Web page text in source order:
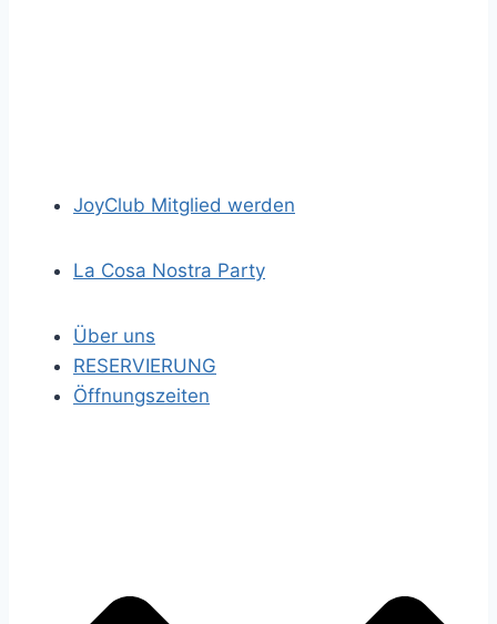
JoyClub Mitglied werden
La Cosa Nostra Party
Über uns
RESERVIERUNG
Öffnungszeiten